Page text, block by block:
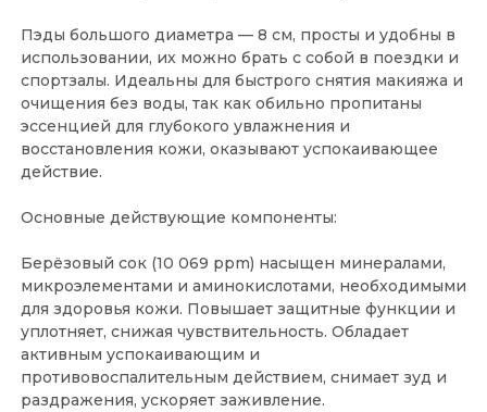
Пэды большого диаметра — 8 см, просты и удобны в
использовании, их можно брать с собой в поездки и
спортзалы. Идеальны для быстрого снятия макияжа и
очищения без воды, так как обильно пропитаны
эссенцией для глубокого увлажнения и
восстановления кожи, оказывают успокаивающее
действие.
Основные действующие компоненты:
Берёзовый сок (10 069 ppm) насыщен минералами,
микроэлементами и аминокислотами, необходимыми
для здоровья кожи. Повышает защитные функции и
уплотняет, снижая чувствительность. Обладает
активным успокаивающим и
противовоспалительным действием, снимает зуд и
раздражения, ускоряет заживление.